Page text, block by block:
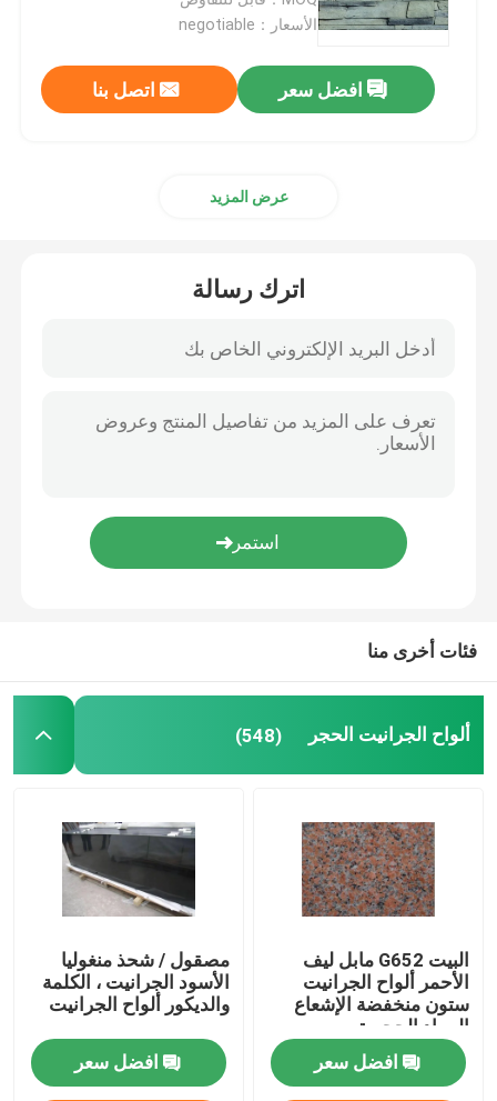
قرميد رخاميّ حجريّ
حجارة أبيض رخاميّ
الرخام الوريد الخشب
حجر الكوارتز الاصطناعي
كونترتوب الحجر الطبيعي
الحجر الطبيعي المواقد
ميدالية المياه النفاثة
بلاط الفسيفساء الزجاجي
الأسعار：negotiable
افضل سعر اتصل بنا
عرض المزيد
اترك رسالة
فئات أخرى منا
ألواح الجرانيت الحجر (548)
البيت G652 مابل ليف
الأحمر ألواح الجرانيت
ستون منخفضة الإشعاع
المواد الحجرية
افضل سعر
مصقول / شحذ منغوليا
الأسود الجرانيت ، الكلمة
والديكور ألواح الجرانيت
افضل سعر